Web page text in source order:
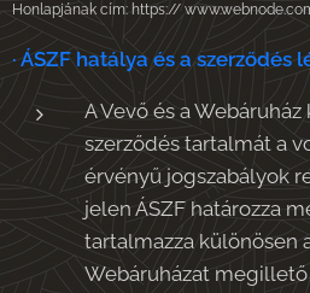
Honlapjának cím: https://
· ÁSZF hatálya és a szerződés
A Vevő és a
szerződés tartalmát a
érvényű jogszabályok
jelen ÁSZF határozza
tartalmazza különösen
Webáruházat